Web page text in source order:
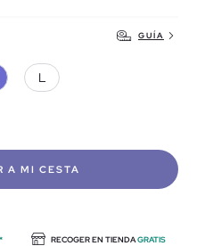
GUÍA
L
A MI CESTA
RECOGER EN TIENDAGRATIS